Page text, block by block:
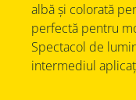
albă și colorată
perfectă pentru
Spectacol de
intermediul